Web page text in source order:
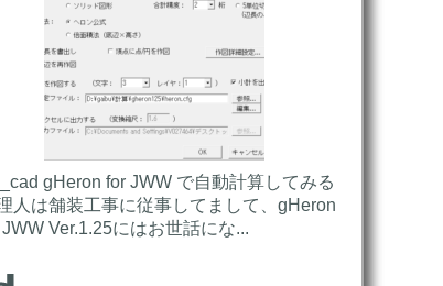
gHeron for JWW で自動計算してみる
人は舗装工事に従事してまして、gHeron
Ver.1.25にはお世話にな...